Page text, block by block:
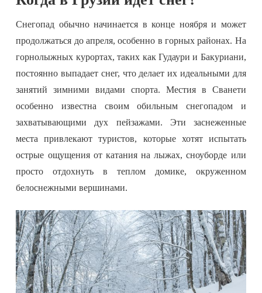
Снегопад обычно начинается в конце ноября и может
продолжаться до апреля, особенно в горных районах. На
горнолыжных курортах, таких как Гудаури и Бакуриани,
постоянно выпадает снег, что делает их идеальными для
занятий зимними видами спорта. Местия в Сванети
особенно известна своим обильным снегопадом и
захватывающими дух пейзажами. Эти заснеженные
места привлекают туристов, которые хотят испытать
острые ощущения от катания на лыжах, сноуборде или
просто отдохнуть в теплом домике, окруженном
белоснежными вершинами.